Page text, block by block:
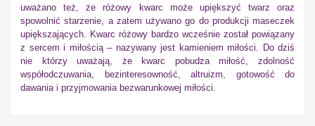
uważano też, że różowy kwarc może upiększyć twarz oraz
spowolnić starzenie, a zatem używano go do produkcji maseczek
upiększających. Kwarc różowy bardzo wcześnie został powiązany
z sercem i miłością – nazywany jest kamieniem miłości. Do dziś
nie którzy uważają, że kwarc pobudza miłość, zdolność
współodczuwania, bezinteresowność, altruizm, gotowość do
dawania i przyjmowania bezwarunkowej miłości.